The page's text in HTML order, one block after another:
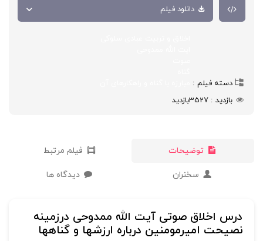
دانلود فیلم
دسته فیلم
بازدید
3527بازدید
توضیحات فیلم مرتبط
سخنران دیدگاه ها
درس اخلاق صوتی آیت الله ممدوحی درزمینه
نصیحت امیرمومنین درباره ارزشها و گناهها